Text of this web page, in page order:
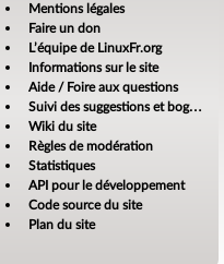
Mentions légales
Faire un don
L’équipe de LinuxFr.org
Informations sur le site
Aide / Foire aux questions
Suivi des suggestions et bogues
Wiki du site
Règles de modération
Statistiques
API pour le développement
Code source du site
Plan du site